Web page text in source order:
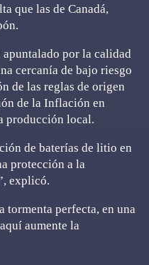
que las de Canadá,
apuntalado por la calidad
cercanía de bajo riesgo
de las reglas de origen
de la Inflación en
producción local.
de baterías de litio en
protección a la
explicó.
tormenta perfecta, en una
aumente la